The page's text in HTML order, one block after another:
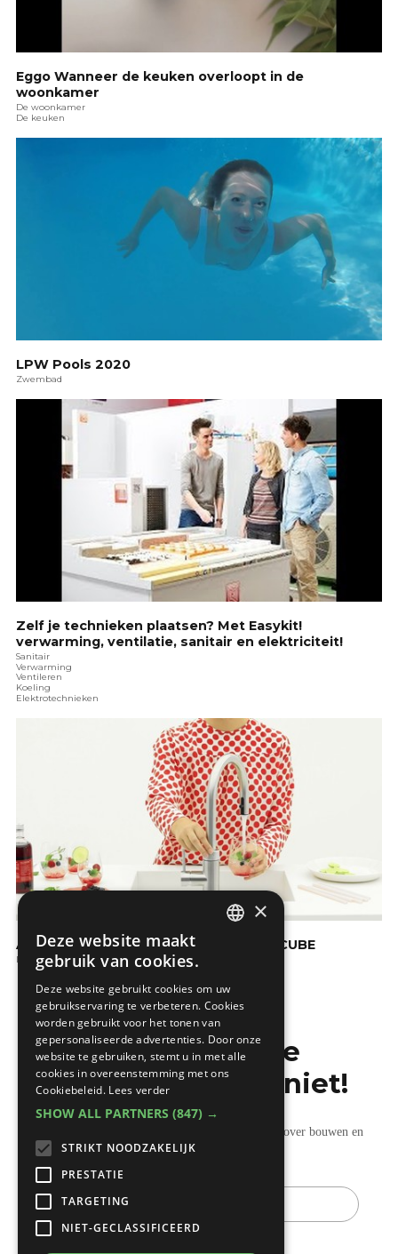
Eggo Wanneer de keuken overloopt in de
woonkamer
De woonkamer
De keuken
LPW Pools 2020
Zwembad
Zelf je technieken plaatsen? Met Easykit!
verwarming, ventilatie, sanitair en elektriciteit!
Sanitair
Verwarming
Ventileren
Koeling
Elektrotechnieken
Alcoholvrije cocktail met de Quooker CUBE
De keuken
Mis de laatste
bouwnieuwtjes niet!
Ontvang onze wekelijkse updates vol nuttige tips over bouwen en
verbouwen.
E-
mail
×
Deze website maakt
gebruik van cookies.
Deze website gebruikt cookies om uw
gebruikservaring te verbeteren. Cookies
worden gebruikt voor het tonen van
gepersonaliseerde advertenties. Door onze
website te gebruiken, stemt u in met alle
cookies in overeenstemming met ons
Cookiebeleid. Lees verder
SHOW ALL PARTNERS (847) →
STRIKT NOODZAKELIJK
PRESTATIE
TARGETING
NIET-GECLASSIFICEERD